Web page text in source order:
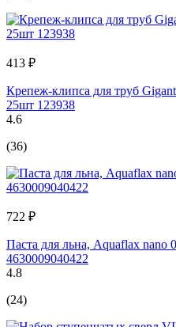
413 ₽
Крепеж-клипса для труб
25шт 123938
4.6
(36)
722 ₽
Паста для льна, Aquaflax nano
4630009040422
4.8
(24)